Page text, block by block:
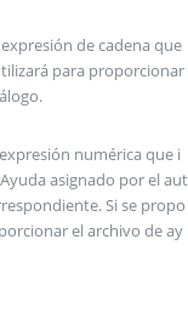
de cadena que
para proporcionar
numérica que i
asignado por el aut
Si se propo
el archivo de ay